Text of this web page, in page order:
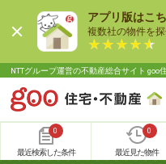
アプリ版はこ
複数社の物件を探
NTTグループ運営の不動産総合サイト goo
0
最近検索した条件
0
最近見た物件